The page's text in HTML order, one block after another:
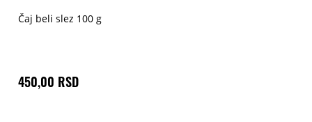
Čaj beli slez 100 g
450,00 RSD